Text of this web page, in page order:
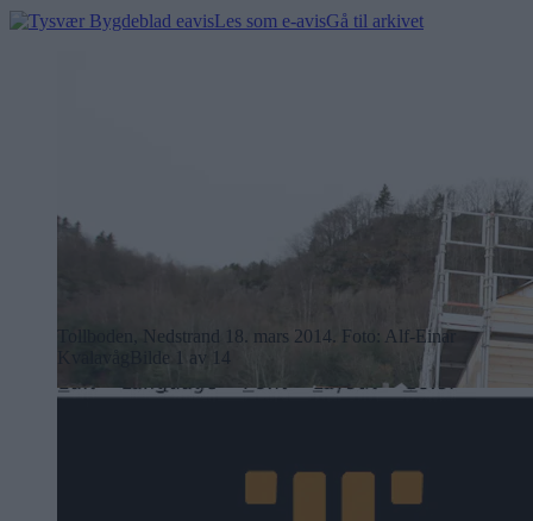
Les som e-avisGå til arkivet
Tollboden, Nedstrand 18. mars 2014. Foto: Alf-Einar
Bilde 1 av 14